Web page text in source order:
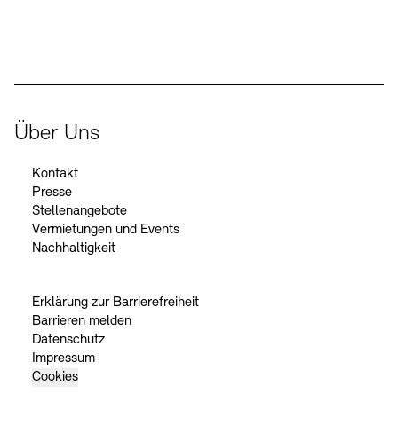
Über Uns
Kontakt
Presse
Stellenangebote
Vermietungen und Events
Nachhaltigkeit
Erklärung zur Barrierefreiheit
Barrieren melden
Datenschutz
Impressum
Cookies